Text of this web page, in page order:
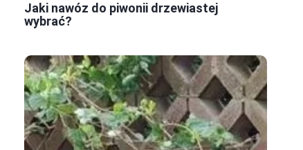
Jaki nawóz do piwonii drzewiastej
wybrać?